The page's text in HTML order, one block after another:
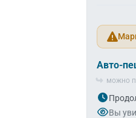
Авто-
можно
Вы